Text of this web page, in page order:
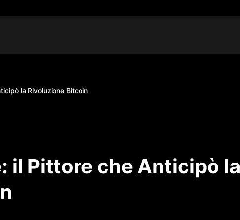
la Rivoluzione Bitcoin
il Pittore che Anticipò la